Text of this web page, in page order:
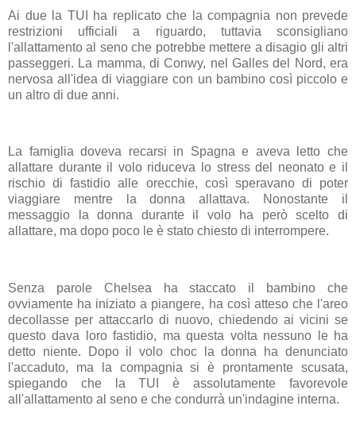
Ai due la TUI ha replicato che la compagnia non prevede
restrizioni ufficiali a riguardo, tuttavia sconsigliano
l'allattamento al seno che potrebbe mettere a disagio gli altri
passeggeri. La mamma, di Conwy, nel Galles del Nord, era
nervosa all'idea di viaggiare con un bambino così piccolo e
un altro di due anni.
La famiglia doveva recarsi in Spagna e aveva letto che
allattare durante il volo riduceva lo stress del neonato e il
rischio di fastidio alle orecchie, così speravano di poter
viaggiare mentre la donna allattava. Nonostante il
messaggio la donna durante il volo ha però scelto di
allattare, ma dopo poco le è stato chiesto di interrompere.
Senza parole Chelsea ha staccato il bambino che
ovviamente ha iniziato a piangere, ha così atteso che l'areo
decollasse per attaccarlo di nuovo, chiedendo ai vicini se
questo dava loro fastidio, ma questa volta nessuno le ha
detto niente. Dopo il volo choc la donna ha denunciato
l'accaduto, ma la compagnia si è prontamente scusata,
spiegando che la TUI è assolutamente favorevole
all'allattamento al seno e che condurrà un'indagine interna.